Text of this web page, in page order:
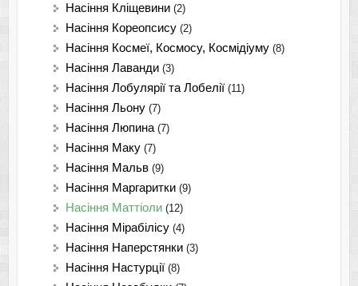
Насіння Кліщевини (2)
Насіння Кореопсису (2)
Насіння Космеї, Космосу, Космідіуму (8)
Насіння Лаванди (3)
Насіння Лобулярії та Лобелії (11)
Насіння Льону (7)
Насіння Люпина (7)
Насіння Маку (7)
Насіння Мальв (9)
Насіння Маргаритки (9)
Насіння Маттіоли (12)
Насіння Мірабілісу (4)
Насіння Наперстянки (3)
Насіння Настурції (8)